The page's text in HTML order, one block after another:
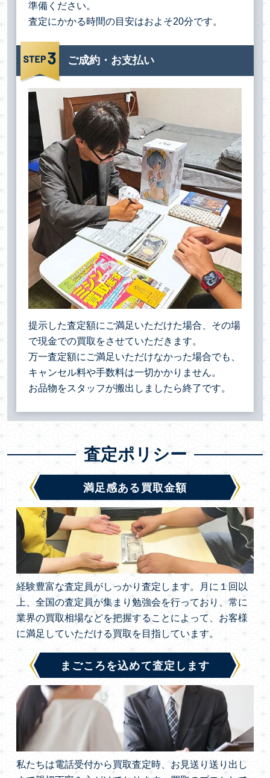
準備ください。
査定にかかる時間の目安はおよそ20分です。
ご成約・お支払い
提示した査定額にご満足いただけた場合、その場
で現金での買取をさせていただきます。
万一査定額にご満足いただけなかった場合でも、
キャンセル料や手数料は一切かかりません。
お品物をスタッフが搬出しましたら終了です。
査定ポリシー
満足感ある買取金額
経験豊富な査定員がしっかり査定します。月に１回以
上、全国の査定員が集まり勉強会を行っており、常に
業界の買取相場などを把握することによって、お客様
に満足していただける買取を目指しています。
まごころを込めて査定します
私たちは電話受付から買取査定時、お見送り送り出し